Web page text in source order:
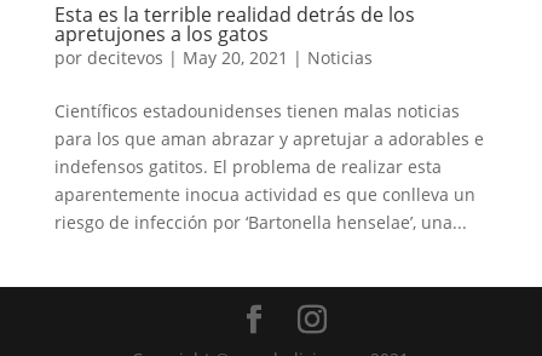
Esta es la terrible realidad detrás de los
apretujones a los gatos
por decitevos | May 20, 2021 | Noticias
Científicos estadounidenses tienen malas noticias
para los que aman abrazar y apretujar a adorables e
indefensos gatitos. El problema de realizar esta
aparentemente inocua actividad es que conlleva un
riesgo de infección por ‘Bartonella henselae’, una...